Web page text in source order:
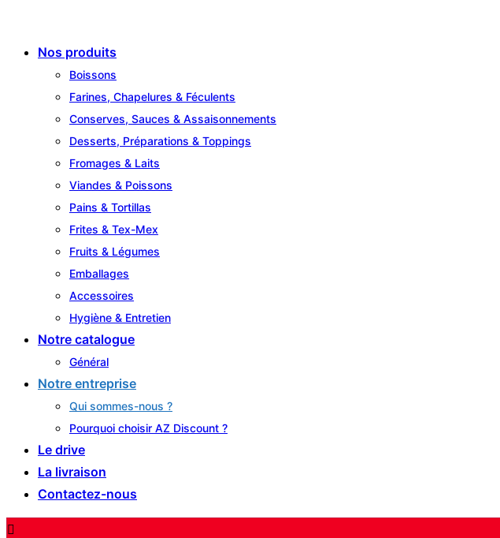
Nos produits
Boissons
Farines, Chapelures & Féculents
Conserves, Sauces & Assaisonnements
Desserts, Préparations & Toppings
Fromages & Laits
Viandes & Poissons
Pains & Tortillas
Frites & Tex-Mex
Fruits & Légumes
Emballages
Accessoires
Hygiène & Entretien
Notre catalogue
Général
Notre entreprise
Qui sommes-nous ?
Pourquoi choisir AZ Discount ?
Le drive
La livraison
Contactez-nous